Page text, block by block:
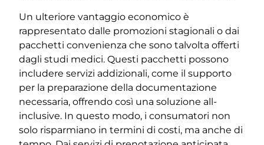
Un ulteriore vantaggio economico è
rappresentato dalle promozioni stagionali o dai
pacchetti convenienza che sono talvolta offerti
dagli studi medici. Questi pacchetti possono
includere servizi addizionali, come il supporto
per la preparazione della documentazione
necessaria, offrendo così una soluzione all-
inclusive. In questo modo, i consumatori non
solo risparmiano in termini di costi, ma anche di